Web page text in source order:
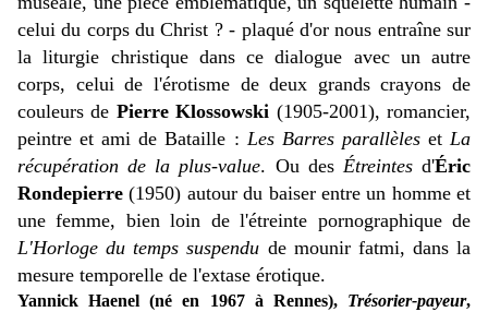
celui du corps du Christ ? - plaqué d'or nous entraîne sur
la liturgie christique dans ce dialogue avec un autre
corps, celui de l'érotisme de deux grands crayons de
couleurs de Pierre Klossowski (1905-2001), romancier,
peintre et ami de Bataille : Les Barres parallèles etLa
récupération de la plus-value. Ou des Étreintesd'Éric
Rondepierre(1950) autour du baiser entre un homme et
une femme, bien loin de l'étreinte pornographique de
L'Horloge du temps suspendu de mounir fatmi, dans la
mesure temporelle de l'extase érotique.
Yannick Haenel (né en 1967 à Rennes), Trésorier-payeur,